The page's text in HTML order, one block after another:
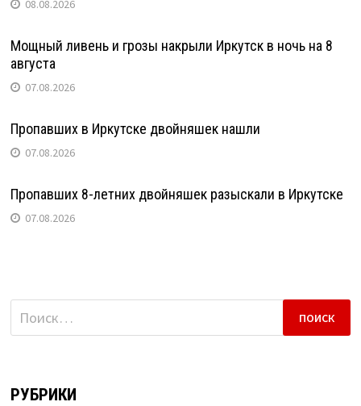
08.08.2026
Мощный ливень и грозы накрыли Иркутск в ночь на 8
августа
07.08.2026
Пропавших в Иркутске двойняшек нашли
07.08.2026
Пропавших 8-летних двойняшек разыскали в Иркутске
07.08.2026
Найти:
РУБРИКИ